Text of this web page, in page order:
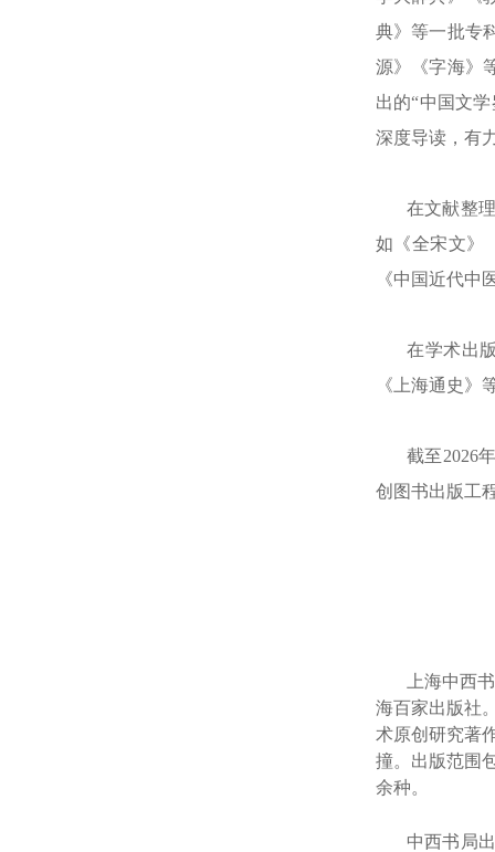
典》等一批专
源》《字海》
出的“中国文
深度导读，有
在文献整
如《全宋文》
《中国近代中
在学术出
《上海通史》
截至2026
创图书出版工
上海中西
海百家出版社
术原创研究著
撞。出版范围
余种。
中西书局